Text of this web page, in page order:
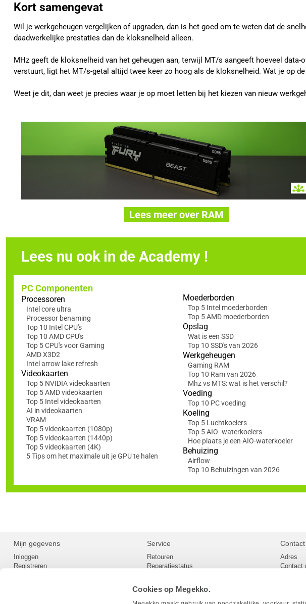
Cookies op Megekko.
Kort samengevat
Wil je werkgeheugen vergelijken of upgraden, dan is het goed om te weten dat de
daadwerkelijke prestaties dan de kloksnelheid alleen.
MHz geeft de kloksnelheid van het geheugen aan, terwijl MT/s aangeeft hoeveel
verstuurt, ligt het MT/s-getal altijd twee keer zo hoog als de kloksnelheid. Wat je op
Weet je dit, dan weet je precies waar je op moet letten bij het kiezen van nieuw
Lees meer over RAM
Lees nu ook in de Academy !
PC Componenten
Processoren
Intel core ultra
Processor benaming
Top 10 Intel CPU's
Top 10 AMD CPU's
Top 5 CPU's voor Gaming
AMD X3D2
Intel arrow lake refresh
Videokaarten
Top 5 NVIDIA videokaarten
Top 5 AMD videokaarten
Top 5 Intel videokaarten
AI in videokaarten
VRAM
Top 5 videokaarten (1080p)
Top 5 videokaarten (1440p)
Top 5 videokaarten (4K)
5 Tips om het maximale uit je GPU te halen
Moederborden
Top 5 Intel moederborden
Top 5 AMD moederborden
Opslag
Wat is een SSD
Top 10 SSD's van 2026
Werkgeheugen
Gaming RAM
Top 10 Ram van 2026
Mhz vs MTS: wat is het verschil?
Voeding
Top 10 PC voeding
Koeling
Top 5 Luchtkoelers
Top 5 AIO -waterkoelers
Hoe plaats je een AIO-waterkoeler
Behuizing
Airflow
Top 10 Behuizingen van 2026
Mijn gegevens
Inloggen
Registreren
Service
Retouren
Reparatiestatus
Herroepingsrecht
Betaalmethoden
Contact
Adres